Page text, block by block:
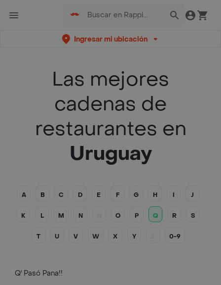
Ingresar mi ubicación
Las mejores
cadenas de
restaurantes en
Uruguay
A B C D E F G H I J
K L M N O P Q R S
T U V W X Y 0-9
Q' Pasó Pana!!